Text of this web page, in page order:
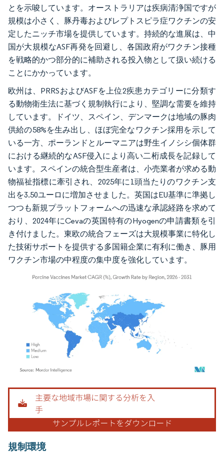
とを示唆しています。オーストラリアは疾病清浄国ですが
規模は小さく、豚丹毒およびレプトスピラ症ワクチンの安
定したニッチ市場を提供しています。持続的な進展は、中
国が大規模なASF再発を回避し、各国政府がワクチン接種
を戦略的かつ部分的に補助される投入物として扱い続ける
ことにかかっています。
欧州は、PRRSおよびASFを上位2疾患カテゴリーに分類す
る動物衛生法に基づく規制執行により、堅調な需要を維持
しています。ドイツ、スペイン、デンマークは地域の豚肉
供給の58%を生み出し、ほぼ完全なワクチン採用を示して
いる一方、ポーランドとルーマニアは野生イノシシ個体群
における継続的なASF侵入により高い二桁成長を記録して
います。スペインの統合型生産者は、小売業者が求める動
物福祉指標に牽引され、2025年に1頭当たりのワクチン支
出を3.50ユーロに増加させました。英国はEU基準に準拠し
つつも新規プラットフォームへの迅速な承認経路を求めて
おり、2024年にCevaの英国特有のHyogenの申請書類を引
き付けました。東欧の統合フェーズは大規模事業に特化し
た技術サポートを提供する多国籍企業に有利に働き、豚用
ワクチン市場の中程度の集中度を強化しています。
画像 © Mordor Intelligence。再利用にはCC BY 4.0の表示が必要です。
規制環境